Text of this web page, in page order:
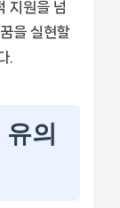
지원을 넘
을 실현할
.
의